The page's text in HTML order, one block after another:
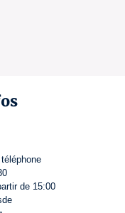
de 15:00